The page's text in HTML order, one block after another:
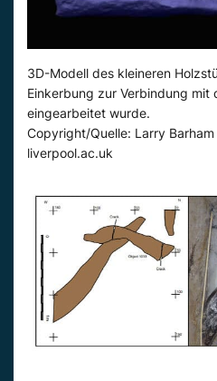
3D-Modell des kleineren
Einkerbung zur Verbindung mit
eingearbeitet wurde.
Copyright/Quelle: Larry
liverpool.ac.uk